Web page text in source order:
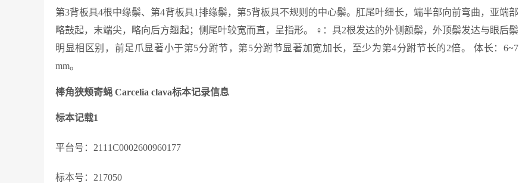
第3背板具4根中缘鬃、第4背板具1排缘鬃，第5背板具不规则的中心鬃。肛尾叶细长，端半部向前弯曲，亚端部
略鼓起，末端尖，略向后方翘起；侧尾叶较宽而直，呈指形。 ♀：具2根发达的外侧额鬃，外顶鬃发达与眼后鬃
明显相区别，前足爪显著小于第5分跗节，第5分跗节显著加宽加长，至少为第4分跗节长的2倍。 体长：6~7
mm。
棒角狭颊寄蝇 Carcelia clava标本记录信息
标本记载1
平台号：2111C0002600960177
标本号：217050